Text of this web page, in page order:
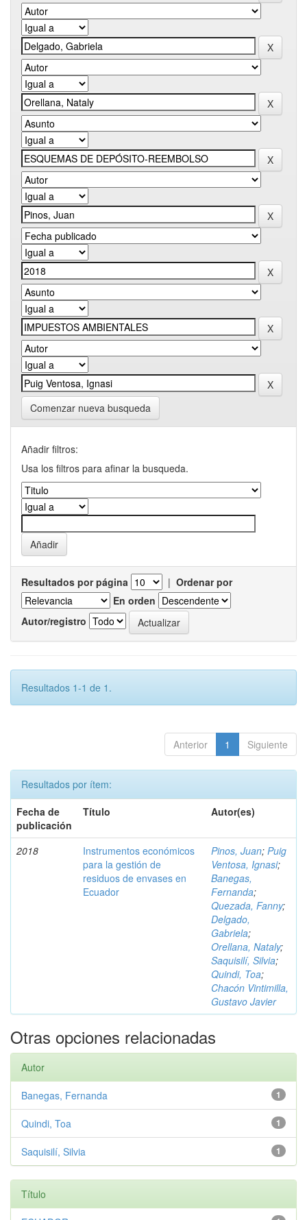
Comenzar nueva busqueda
Añadir filtros:
Usa los filtros para afinar la busqueda.
Resultados por página | Ordenar por
En orden
Autor/registro
Resultados 1-1 de 1.
Anterior 1 Siguiente
Resultados por ítem:
Fecha de
publicación
Título Autor(es)
2018
Instrumentos económicos
para la gestión de
residuos de envases en
Ecuador
Pinos, Juan; Puig
Ventosa, Ignasi;
Banegas,
Fernanda;
Quezada, Fanny;
Delgado,
Gabriela;
Orellana, Nataly;
Saquisilí, Silvia;
Quindi, Toa;
Chacón Vintimilla,
Gustavo Javier
Otras opciones relacionadas
Autor
1
Banegas, Fernanda
1
Quindi, Toa
1
Saquisilí, Silvia
Título